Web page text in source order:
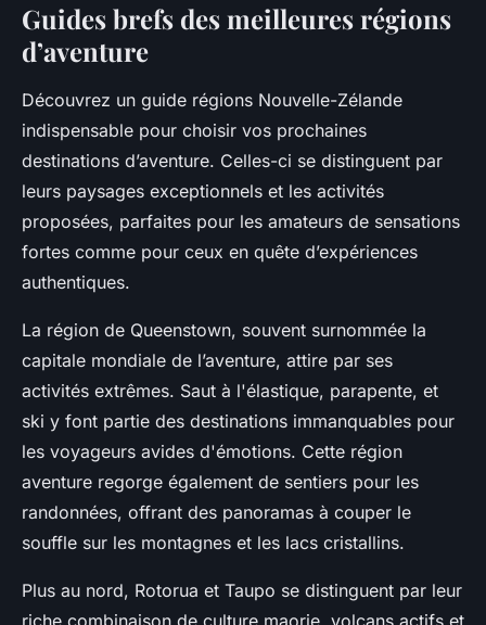
Guides brefs des meilleures régions
d’aventure
Découvrez un guide régions Nouvelle-Zélande
indispensable pour choisir vos prochaines
destinations d’aventure. Celles-ci se distinguent par
leurs paysages exceptionnels et les activités
proposées, parfaites pour les amateurs de sensations
fortes comme pour ceux en quête d’expériences
authentiques.
La région de Queenstown, souvent surnommée la
capitale mondiale de l’aventure, attire par ses
activités extrêmes. Saut à l'élastique, parapente, et
ski y font partie des destinations immanquables pour
les voyageurs avides d'émotions. Cette région
aventure regorge également de sentiers pour les
randonnées, offrant des panoramas à couper le
souffle sur les montagnes et les lacs cristallins.
Plus au nord, Rotorua et Taupo se distinguent par leur